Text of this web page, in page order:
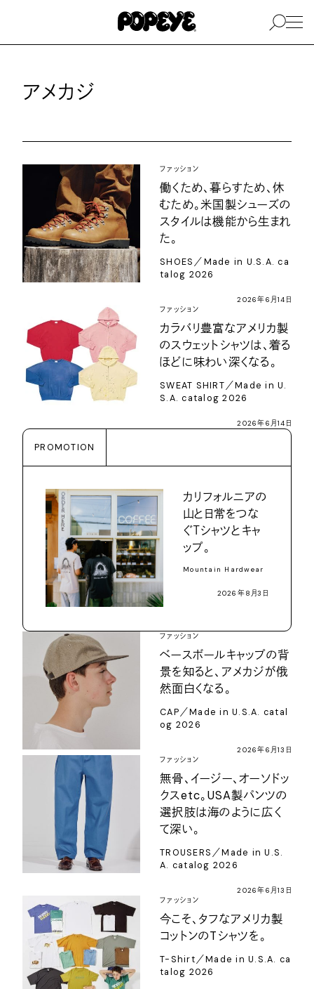
アメカジ
ファッション
働くため、暮らすため、休
むため。米国製シューズの
スタイルは機能から生まれ
た。
SHOES／Made in U.S.A. ca
talog 2026
2026年6月14日
ファッション
カラバリ豊富なアメリカ製
のスウェットシャツは、着る
ほどに味わい深くなる。
SWEAT SHIRT／Made in U.
S.A. catalog 2026
2026年6月14日
PROMOTION
カリフォルニアの
山と日常をつな
ぐＴシャツとキャ
ップ。
Mountain Hardwear
2026年8月3日
ファッション
ベースボールキャップの背
景を知ると、アメカジが俄
然面白くなる。
CAP／Made in U.S.A. catal
og 2026
2026年6月13日
ファッション
無骨、イージー、オーソドッ
クスetc。USA製パンツの
選択肢は海のように広く
て深い。
TROUSERS／Made in U.S.
A. catalog 2026
2026年6月13日
ファッション
今こそ、タフなアメリカ製
コットンのTシャツを。
T-Shirt／Made in U.S.A. ca
talog 2026